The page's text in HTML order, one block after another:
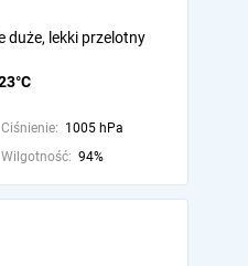
duże, lekki przelotny
Ciśnienie: 1005 hPa
Wilgotność: 94%